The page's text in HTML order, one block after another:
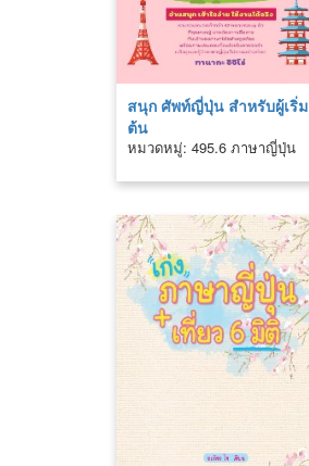
สนุก ศัพท์ญี่ปุ่น สำหรับผู้เริ่ม
ต้น
หมวดหมู่: 495.6 ภาษาญี่ปุ่น